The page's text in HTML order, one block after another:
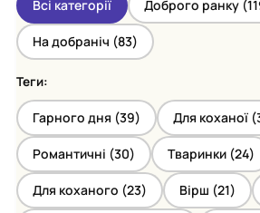
Всі категорії Доброго ранку (
На добраніч (83)
Теги:
Гарного дня (39) Для коханої (
Романтичні (30) Тваринки (24)
Для коханого (23) Вірш (21)